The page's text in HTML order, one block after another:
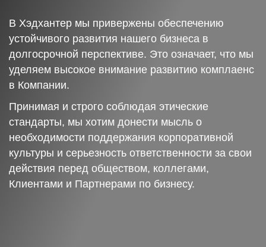
В Хэдхантер мы привержены обеспечению
устойчивого развития нашего бизнеса в
долгосрочной перспективе. Это означает, что мы
уделяем высокое внимание развитию комплаенс
в Компании.
Принимая и строго соблюдая этические
стандарты, мы хотим донести мысль о
необходимости поддержания корпоративной
культуры и серьезность ответственности за свои
действия перед обществом, коллегами,
Клиентами и Партнерами по бизнесу.